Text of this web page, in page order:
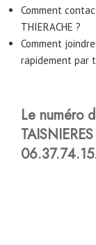
Comment
THIERACHE ?
Comment joindre
rapidement par
Le numéro